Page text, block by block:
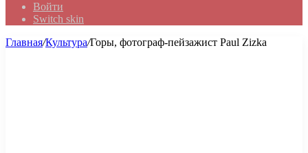
Войти
Switch skin
Главная/Культура/Горы, фотограф-пейзажист Paul Zizka